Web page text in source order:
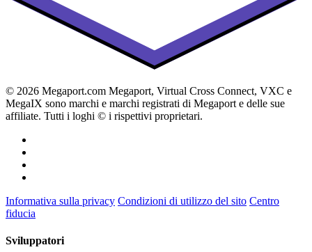
© 2026 Megaport.com Megaport, Virtual Cross Connect, VXC e
MegaIX sono marchi e marchi registrati di Megaport e delle sue
affiliate. Tutti i loghi © i rispettivi proprietari.
Informativa sulla privacy Condizioni di utilizzo del sito Centro
fiducia
Sviluppatori